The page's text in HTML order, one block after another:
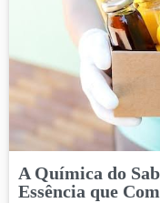
A Química do
Essência que